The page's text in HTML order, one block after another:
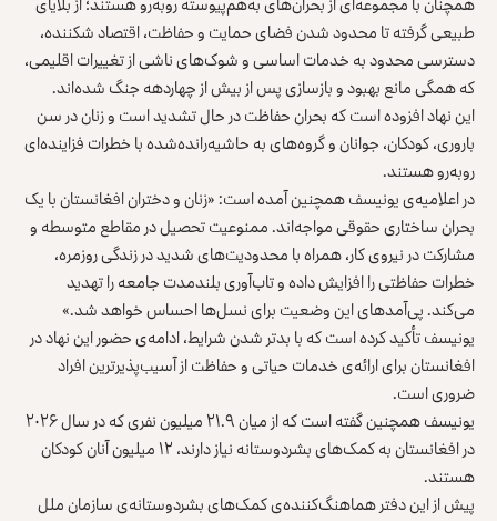
طبیعی گرفته تا محدود شدن فضای حمایت و حفاظت، اقتصاد شکننده،
دسترسی محدود به خدمات اساسی و شوک‌های ناشی از تغییرات اقلیمی،
که همگی مانع بهبود و بازسازی پس از بیش از چهاردهه جنگ شده‌اند.
این نهاد افزوده است که بحران حفاظت در حال تشدید است و زنان در سن
باروری، کودکان، جوانان و گروه‌های به‌ حاشیه‌رانده‌شده با خطرات فزاینده‌ای
روبه‌رو هستند.
در اعلامیه‌ی یونیسف همچنین آمده است: «زنان و دختران افغانستان با یک
بحران ساختاری حقوقی مواجه‌اند. ممنوعیت تحصیل در مقاطع متوسطه و
مشارکت در نیروی کار، همراه با محدودیت‌های شدید در زندگی روزمره،
خطرات حفاظتی را افزایش داده و تاب‌آوری بلندمدت جامعه را تهدید
می‌کند. پی‌آمدهای این وضعیت برای نسل‌ها احساس خواهد شد.»
یونیسف تأکید کرده است که با بدتر شدن شرایط، ادامه‌ی حضور این نهاد در
افغانستان برای ارائه‌ی خدمات حیاتی و حفاظت از آسیب‌پذیرترین افراد
ضروری است.
یونیسف همچنین گفته است که از میان ۲۱.۹ میلیون نفری که در سال ۲۰۲۶
در افغانستان به کمک‌های بشردوستانه نیاز دارند، ۱۲ میلیون آنان کودکان
هستند.
پیش از این دفتر هماهنگ‌کننده‌ی کمک‌های بشردوستانه‌ی سازمان ملل